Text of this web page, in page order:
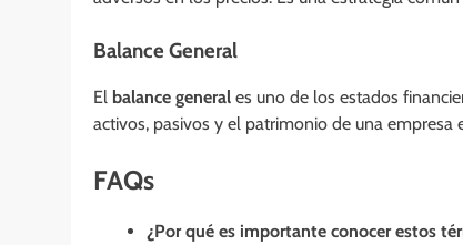
Balance General
El balance general es uno de los estados
activos, pasivos y el patrimonio de una
FAQs
¿Por qué es importante conocer estos